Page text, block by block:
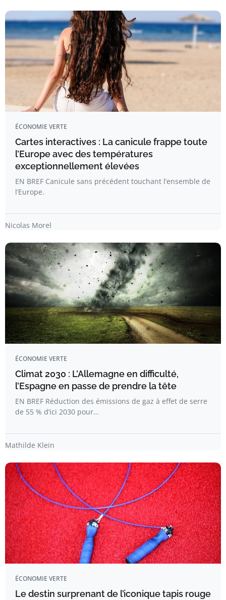
ÉCONOMIE VERTE
Cartes interactives : La canicule frappe toute
l’Europe avec des températures
exceptionnellement élevées
EN BREF Canicule sans précédent touchant l’ensemble de
l’Europe.
Nicolas Morel
ÉCONOMIE VERTE
Climat 2030 : L’Allemagne en difficulté,
l’Espagne en passe de prendre la tête
EN BREF Réduction des émissions de gaz à effet de serre
de 55 % d’ici 2030 pour…
Mathilde Klein
ÉCONOMIE VERTE
Le destin surprenant de l’iconique tapis rouge